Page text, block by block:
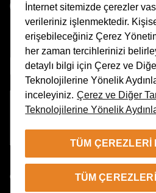
Uygulamamızı İndirin
İnternet sitemizde çerezler
verileriniz işlenmektedir.
erişebileceğiniz Çerez
her zaman tercihlerinizi
detaylı bilgi için Çerez ve
Teknolojilerine Yönelik
inceleyiniz. Çerez ve Diğer
Teknolojilerine Yönelik
TÜM ÇEREZLERI
TÜM